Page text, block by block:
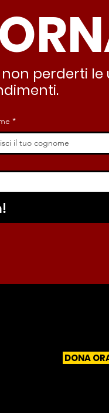
e
perderti le
*
DONA